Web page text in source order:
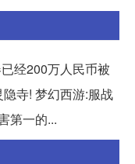
经200万人民币被
寺! 梦幻西游:服战
第一的...